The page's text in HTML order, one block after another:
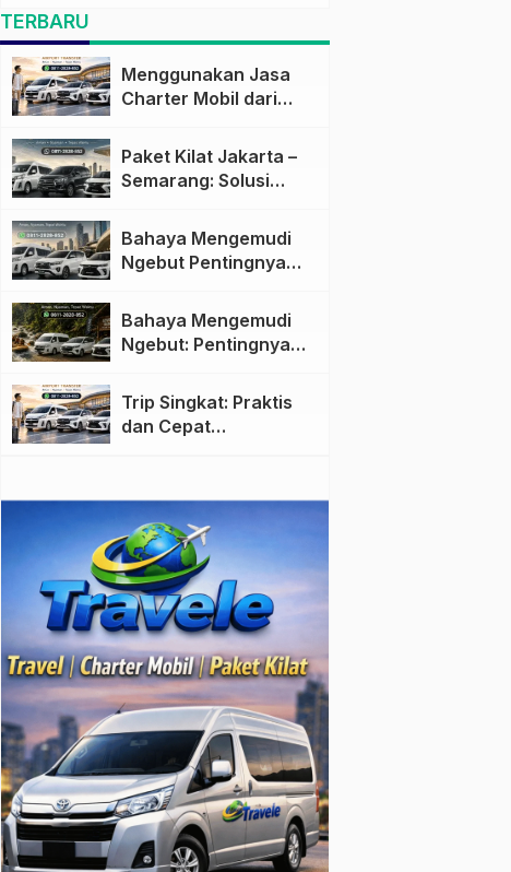
TERBARU
Menggunakan Jasa
Charter Mobil dari
Nyaman dan Fleksibel
Paket Kilat Jakarta –
Semarang: Solusi
Efisien
Bahaya Mengemudi
Ngebut Pentingnya
raya
Bahaya Mengemudi
Ngebut: Pentingnya
Trip Singkat: Praktis
dan Cepat